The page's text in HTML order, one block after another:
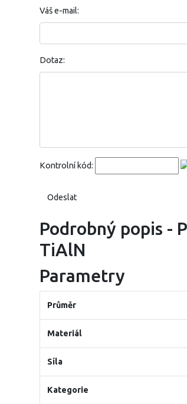
Váš e-mail:
Dotaz:
Kontrolní kód:
Podrobný popis -
TiAlN
Parametry
Průměr
Materiál
Síla
Kategorie